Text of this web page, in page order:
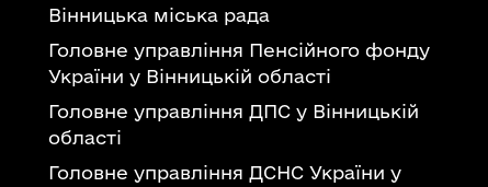
Вінницька міська рада
Головне управління Пенсійного фонду
України у Вінницькій області
Головне управління ДПС у Вінницькій
області
Головне управління ДСНС України у